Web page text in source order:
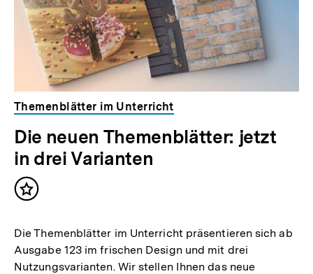
Themenblätter im Unterricht
Die neuen Themenblätter: jetzt
in drei Varianten
Inhalt
Die Themenblätter im Unterricht präsentieren sich ab
Ausgabe 123 im frischen Design und mit drei
Nutzungsvarianten. Wir stellen Ihnen das neue